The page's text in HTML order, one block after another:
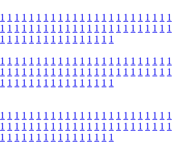
1 1 1 1 1 1 1 1 1 1 1 1 1 1 1 1 1 1 1 1 1 1 1 1
1 1 1 1 1 1 1 1 1 1 1 1 1 1 1 1 1 1 1 1 1 1 1 1
1 1 1 1 1 1 1 1 1 1 1 1 1 1 1 1
1 1 1 1 1 1 1 1 1 1 1 1 1 1 1 1 1 1 1 1 1 1 1 1
1 1 1 1 1 1 1 1 1 1 1 1 1 1 1 1 1 1 1 1 1 1 1 1
1 1 1 1 1 1 1 1 1 1 1 1 1 1 1 1
1 1 1 1 1 1 1 1 1 1 1 1 1 1 1 1 1 1 1 1 1 1 1 1
1 1 1 1 1 1 1 1 1 1 1 1 1 1 1 1 1 1 1 1 1 1 1 1
1 1 1 1 1 1 1 1 1 1 1 1 1 1 1 1